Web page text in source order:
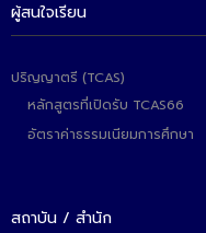
ผู้สนใจเรียน
ปริญญาตรี (TCAS)
หลักสูตรที่เปิดรับ TCAS66
อัตราค่าธรรมเนียมการศึกษา
สถาบัน / สำนัก